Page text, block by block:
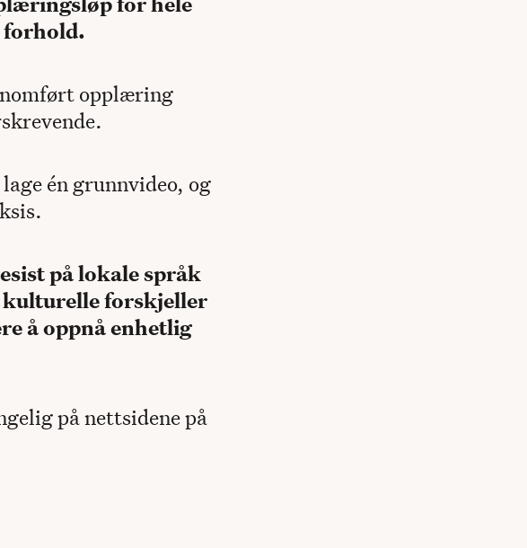
forhold.
opplæring
én grunnvideo, og
på lokale språk
kulturelle forskjeller
å oppnå enhetlig
på nettsidene på